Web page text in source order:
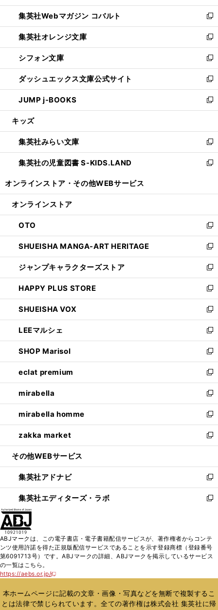
開
く
ウ
で
開
く
ン
ド
ウ
で
開
く
ウ
ィ
ン
ド
ウ
で
開
く
集英社Webマガジン コバルト
新
し
い
ウ
ィ
ン
ド
ウ
で
開
集英社オレンジ文庫
新
し
い
ウ
ィ
ン
ド
ウ
開
く
シフォン文庫
新
し
い
ウ
ィ
ン
ウ
で
開
く
ダッシュエックス文庫公式サイト
新
し
い
ウ
ン
ド
ウ
で
JUMP j-BOOKS
新
し
ウ
ィ
ン
ド
開
キッズ
集英社みらい文庫
新
し
い
ン
ウ
で
開
く
集英社の児童図書 S-KIDS.LAND
新
ウ
ン
ド
ウ
で
開
く
オンラインストア・ その他WEBサービス
オンラインストア
OTO
新
し
い
ウ
ィ
ン
ド
ウ
で
開
く
SHUEISHA MANGA-ART HERITAGE
新
し
い
ウ
ィ
ン
ド
ウ
で
開
く
ジャンプキャラクターズストア
新
し
い
ウ
ィ
ン
ド
ウ
で
開
く
HAPPY PLUS STORE
新
し
い
ウ
ィ
ン
ド
ウ
で
開
く
SHUEISHA VOX
新
し
い
ウ
ィ
ン
ド
ウ
で
開
く
LEEマルシェ
新
し
い
ウ
ィ
ン
ド
ウ
で
開
く
SHOP Marisol
新
し
い
ウ
ィ
ン
ド
ウ
で
開
eclat premium
新
し
い
ウ
ィ
ン
ド
ウ
開
く
mirabella
新
し
い
ウ
ィ
ン
ウ
で
開
く
mirabella homme
新
し
い
ウ
ン
ド
ウ
で
zakka market
新
し
ウ
ィ
ン
ド
く
その他WEBサービス
集英社アドナビ
新
し
い
ド
ウ
で
集英社エディターズ・ラボ
新
ィ
ン
ド
開
く
ABJマークは、この電子書店・電子書籍配信サービスが、著作権者からコンテ
ンツ使用許諾を得た正規版配信サービスであることを示す登録商標（登録番号
第6091713号）です。ABJマークの詳細、ABJマークを掲示しているサービス
の一覧はこちら。
https://aebs.or.jp/
新
い
ウ
ィ
本ホームページに記載の文章・画像・写真などを無断で複製するこ
とは法律で禁じられています。全ての著作権は株式会社 集英社に帰